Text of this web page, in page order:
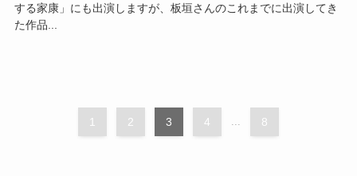
する家康」にも出演しますが、板垣さんのこれまでに出演してき
た作品...
1 2 3 4 8